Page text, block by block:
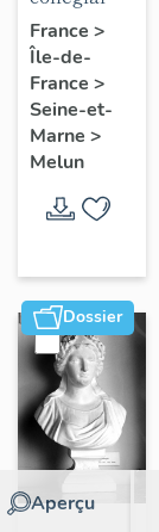
de la
collégiale
Notre-
Dame
Notre-
Dame
France >
Île-de-
France >
Seine-et-
Marne >
Melun
Dossier
Aperçu